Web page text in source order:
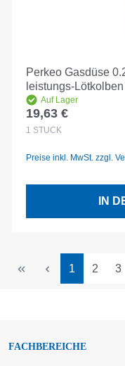
Perkeo Gasdüse
leistungs-
Auf Lager
Regulärer Preis:
19,63 €
1 STÜCK
Preise inkl. MwSt. zzgl.
IN
Seite
1 Seite
2 3
FACHBEREICHE